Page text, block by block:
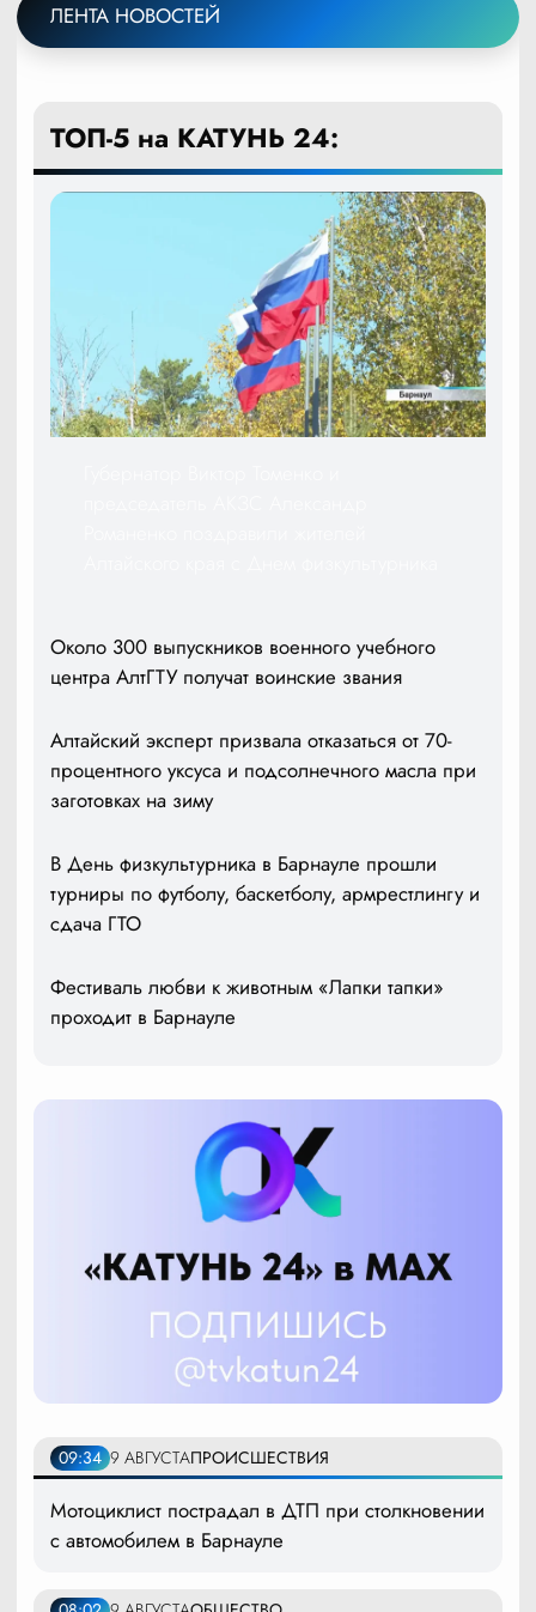
ЛЕНТА НОВОСТЕЙ
ТОП-5 на КАТУНЬ 24:
Около 300 выпускников военного учебного
центра АлтГТУ получат воинские звания
Алтайский эксперт призвала отказаться от 70-
процентного уксуса и подсолнечного масла при
заготовках на зиму
В День физкультурника в Барнауле прошли
турниры по футболу, баскетболу, армрестлингу и
сдача ГТО
Фестиваль любви к животным «Лапки тапки»
проходит в Барнауле
09:34 9 АВГУСТАПРОИСШЕСТВИЯ
Мотоциклист пострадал в ДТП при столкновении
с автомобилем в Барнауле